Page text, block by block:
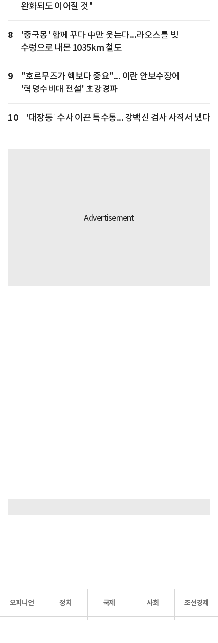
완화되도 이어질 것"
8
'중국몽' 함께 꾸다 中만 웃는다...라오스를 빚
수렁으로 내몬 1035km 철도
9
"호르무즈가 핵보다 중요"... 이란 안보수장에
'혁명수비대 전설' 초강경파
10 '대장동' 수사 이끈 특수통... 강백신 검사 사직서 냈다
오피니언 정치 국제 사회 조선경제